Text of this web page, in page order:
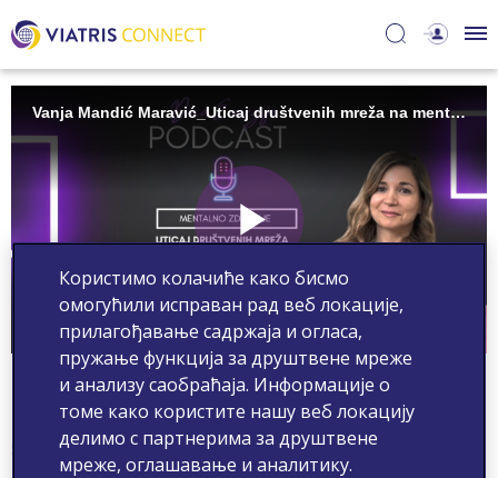
Dr Vanja Mandić Maravić: Uticaj društvenih mreža na
mentalno zdravlje
SE-NON-2024-00008
Користимо колачиће како бисмо
омогућили исправан рад веб локације,
прилагођавање садржаја и огласа,
пружање функција за друштвене мреже
и анализу саобраћаја. Информације о
томе како користите нашу веб локацију
делимо с партнерима за друштвене
мреже, оглашавање и аналитику.